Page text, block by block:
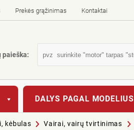
Prekės grąžinimas Kontaktai
paieška:
DALYS PAGAL MODELIUS
kėbulas Vairai, vairų tvirtinimas